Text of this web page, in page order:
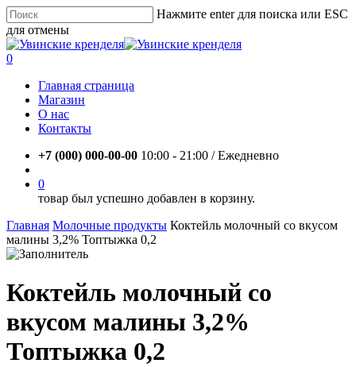
Skip
to
main
content
Нажмите enter для поиска или ESC
для отмены
Close
Search
account
0
Главная страница
Магазин
О нас
Контакты
+7 (000) 000-00-00 10:00 - 21:00 / Eжедневно
0
товар был успешно добавлен в корзину.
Главная Молочные продукты Коктейль молочный со вкусом
малины 3,2% Топтыжка 0,2
Коктейль молочный со
вкусом малины 3,2%
Топтыжка 0,2